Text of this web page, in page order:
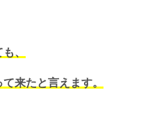
、
来たと言えます。